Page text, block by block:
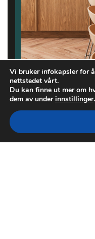
Vi bruker infokapsler for
nettstedet vårt.
Du kan finne ut mer om
dem av underinnstillinger.